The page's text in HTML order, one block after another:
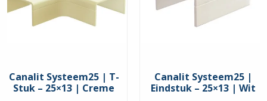
Canalit Systeem25 | T-
Stuk – 25×13 | Creme
Canalit Systeem25 |
Eindstuk – 25×13 | Wit